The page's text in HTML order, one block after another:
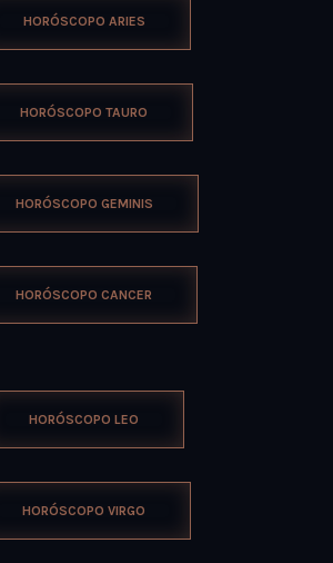
HORÓSCOPO ARIES
HORÓSCOPO TAURO
HORÓSCOPO GEMINIS
HORÓSCOPO CANCER
HORÓSCOPO LEO
HORÓSCOPO VIRGO